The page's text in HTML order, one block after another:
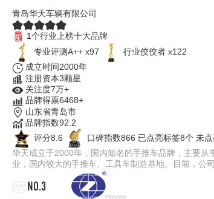
青岛华天车辆有限公司
1个行业上榜十大品牌
专业​评测A++ x97
行业佼佼者 x122
成立时间2000年
注册资本3颗星
关注度7万+
品牌得票6468+
山东省青岛市
品牌指数92.2
评分8.6
口碑指数866 已点亮标签8个 未
华天成立于2000年，国内知名的手推车品牌，主要
业，国内较大的手推车、工具车制造基地。目前，公
NO.3